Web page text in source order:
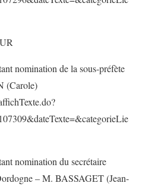
nomination de la sous-préfète
(Carole)
nomination du secrétaire
– M. BASSAGET (Jean-